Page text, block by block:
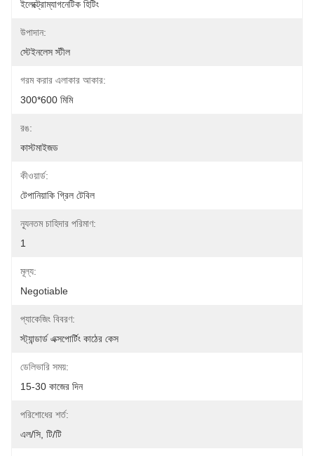
ইলেক্ট্রোম্যাগনেটিক হিটিং
উপাদান:
স্টেইনলেস স্টীল
গরম করার এলাকার আকার:
300*600 মিমি
রঙ:
কাস্টমাইজড
কীওয়ার্ড:
টেপানিয়াকি গ্রিল টেবিল
ন্যূনতম চাহিদার পরিমাণ:
1
মূল্য:
Negotiable
প্যাকেজিং বিবরণ:
স্ট্যান্ডার্ড এক্সপোর্টিং কাঠের কেস
ডেলিভারি সময়:
15-30 কাজের দিন
পরিশোধের শর্ত:
এল/সি, টি/টি